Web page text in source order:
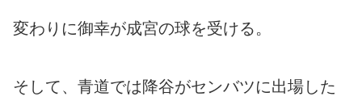
変わりに御幸が成宮の球を受ける。
そして、青道では降谷がセンバツに出場した